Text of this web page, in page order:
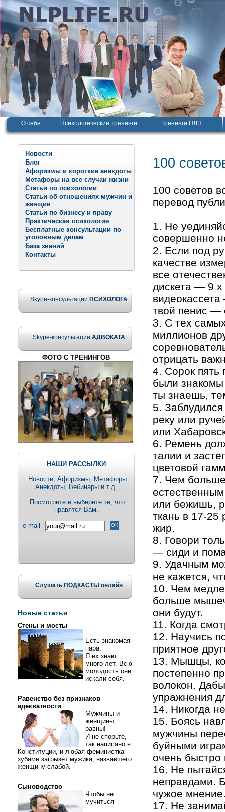
О себе Психологические тренинги Тренинги НЛП
Новости
Блог
Афоризмы и короткие анекдоты
Метафоры на все случаи жизни
Статьи по психологии
Статьи об отношениях мужчин и
женщин
Статьи по бизнесу и праву
Практическая психология
Бесплатные консультации по
уголовным делам
База знаний
Контакты
Skype-консультации ПСИХОЛОГА
Skype-консультации АДВОКАТА
ФОТО С ТРЕНИНГОВ
НАШИ РАССЫЛКИ
Новости, Aфоризмы, Метафоры
Анекдоты, Вебинары и т.д.
Посмотрите и выберете те, что
нравятся Вам.
e-mail
Слушать ПОДКАСТЫ онлайн
Новые статьи
Стены и мосты
Есть знакомая
пара.
Я их знаю
много лет. Всю
молодость они
искали себя.
Равенство без признаков
адекватности
Мужчины и
женщины
равны!
И не спорьте,
так написано в
Конституции, и любая феминистка
зубами загрызёт мужика, назвавшего
женщину слабой.
Сыноводство
Чтобы не
мучиться
100
100 советов
перевод
1. Не
совершенно
2. Если под
качестве
все
дискета — 9
твой пенис —
3. С тех
миллионов
отрицать
4. Сорок пять
были
ты знаешь,
5.
реку или
или
6. Ремень
талии и
цветовой
7. Чем больше
или бежишь,
ткань в 17-25
жир.
8. Говори
— сиди и
9. Удачным
не кажется,
10. Чем
больше
они будут.
11. Когда
12. Научись
приятное
13. Мышцы,
постепенно
волокон.
упражнения
14. Никогда
15. Боясь
мужчины
буйными
очень
16. Не
неправдами.
чужое
17. Не